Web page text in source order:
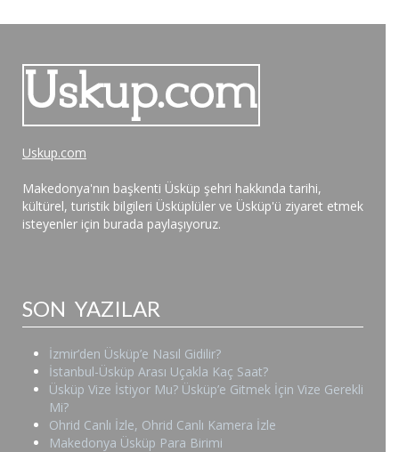
Uskup.com
Makedonya'nın başkenti Üsküp şehri hakkında tarihi,
kültürel, turistik bilgileri Üsküplüler ve Üsküp'ü ziyaret etmek
isteyenler için burada paylaşıyoruz.
SON YAZILAR
İzmir’den Üsküp’e Nasıl Gidilir?
İstanbul-Üsküp Arası Uçakla Kaç Saat?
Üsküp Vize İstiyor Mu? Üsküp’e Gitmek İçin Vize Gerekli
Mi?
Ohrid Canlı İzle, Ohrid Canlı Kamera İzle
Makedonya Üsküp Para Birimi